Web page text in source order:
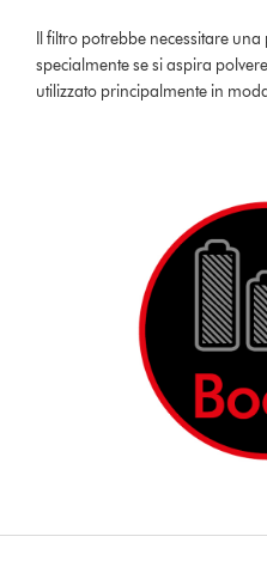
Il filtro potrebbe necessitare
specialmente se si aspira
utilizzato principalmente in